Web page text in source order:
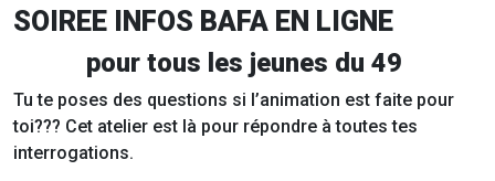
SOIREE INFOS BAFA EN LIGNE
pour tous les jeunes du 49
Tu te poses des questions si l’animation est faite pour
toi??? Cet atelier est là pour répondre à toutes tes
interrogations.